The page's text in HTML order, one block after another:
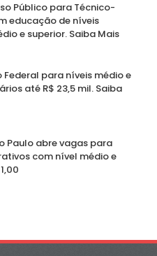
Público para Técnico-
educação de níveis
e superior. Saiba Mais
para níveis médio e
até R$ 23,5 mil. Saiba
Paulo abre vagas para
com nível médio e